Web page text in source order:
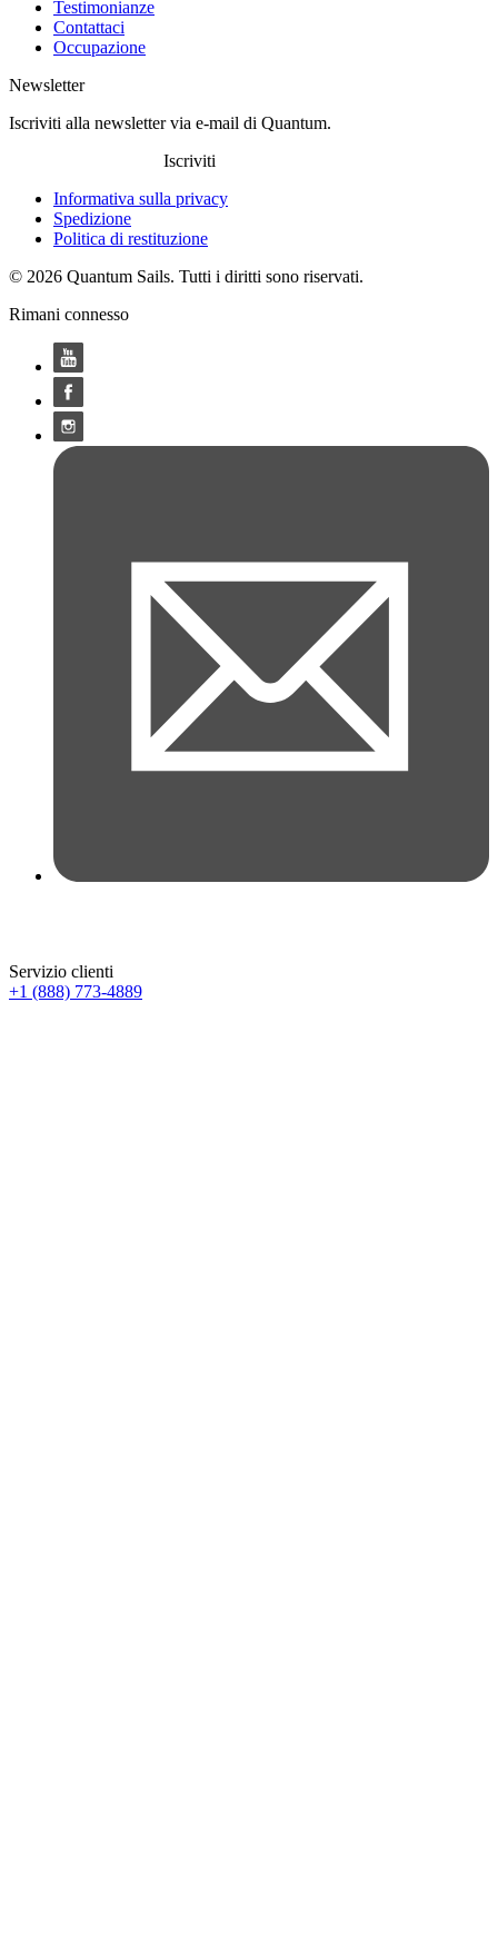
Testimonianze
Contattaci
Occupazione
Newsletter
Iscriviti alla newsletter via e-mail di Quantum.
Iscriviti
Informativa sulla privacy
Spedizione
Politica di restituzione
© 2026 Quantum Sails. Tutti i diritti sono riservati.
Rimani connesso
Servizio clienti
+1 (888) 773-4889